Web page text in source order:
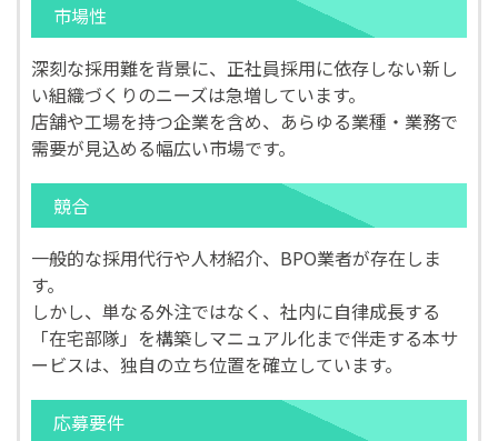
市場性
深刻な採用難を背景に、正社員採用に依存しない新し
い組織づくりのニーズは急増しています。
店舗や工場を持つ企業を含め、あらゆる業種・業務で
需要が見込める幅広い市場です。
競合
一般的な採用代行や人材紹介、BPO業者が存在しま
す。
しかし、単なる外注ではなく、社内に自律成長する
「在宅部隊」を構築しマニュアル化まで伴走する本サ
ービスは、独自の立ち位置を確立しています。
応募要件